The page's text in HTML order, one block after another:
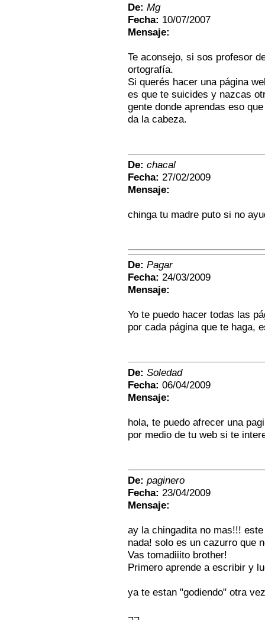
De: Mg
Fecha: 10/07/2007
Mensaje:
Te aconsejo, si sos profesor
ortografía.
Si querés hacer una página
es que te suicides y nazcas
gente donde aprendas eso
da la cabeza.
De: chacal
Fecha: 27/02/2009
Mensaje:
chinga tu madre puto si no
De: Pagar
Fecha: 24/03/2009
Mensaje:
Yo te puedo hacer todas las
por cada página que te haga,
De: Soledad
Fecha: 06/04/2009
Mensaje:
hola, te puedo afrecer una
por medio de tu web si te
De: paginero
Fecha: 23/04/2009
Mensaje:
ay la chingadita no mas!!!
nada! solo es un cazurro que
Vas tomadiiito brother!
Primero aprende a escribir y
ya te estan "godiendo" otra
¬¬